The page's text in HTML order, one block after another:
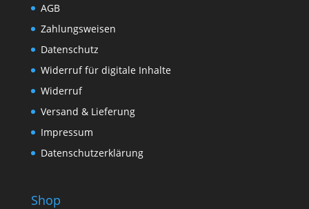
AGB
Zahlungsweisen
Datenschutz
Widerruf für digitale Inhalte
Widerruf
Versand & Lieferung
Impressum
Datenschutzerklärung
Shop